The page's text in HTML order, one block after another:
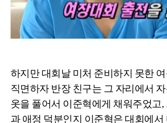
하지만 대회날 미처 준비하지 못한
직면하자 반장 친구는 그 자리에서
옷을 풀어서 이준혁에게 채워주었고,
과 애정 덕분인지 이준혁은 대회에서